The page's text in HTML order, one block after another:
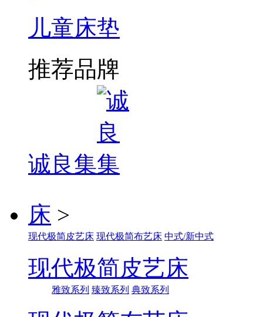
儿童床垫
推荐品牌
诚良集
床 >
现代极简皮艺床 现代极简布艺床 中式/新中式
现代极简皮艺床
雅致系列 臻致系列 典致系列